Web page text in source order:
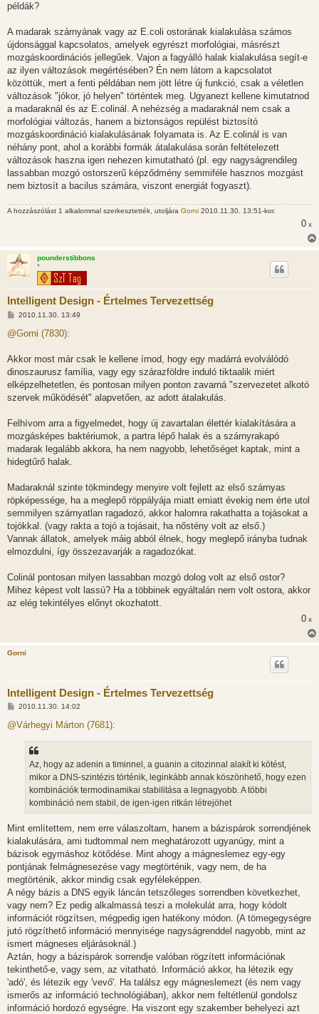
példák?
A madarak szárnyának vagy az E.coli ostorának kialakulása számos
újdonsággal kapcsolatos, amelyek egyrészt morfológiai, másrészt
mozgáskoordinációs jellegűek. Vajon a fagyálló halak kialakulása segít-e
az ilyen változások megértésében? Én nem látom a kapcsolatot
közöttük, mert a fenti példában nem jött létre új funkció, csak a véletlen
változások "jókor, jó helyen" történtek meg. Ugyanezt kellene kimutatnod
a madaraknál és az E.colinál. A nehézség a madaraknál nem csak a
morfológiai változás, hanem a biztonságos repülést biztosító
mozgáskoordináció kialakulásának folyamata is. Az E.colinál is van
néhány pont, ahol a korábbi formák átalakulása során feltételezett
változások haszna igen nehezen kimutatható (pl. egy nagyságrendileg
lassabban mozgó ostorszerű képződmény semmiféle hasznos mozgást
nem biztosít a bacilus számára, viszont energiát fogyaszt).
A hozzászólást 1 alkalommal szerkesztették, utoljára Gorni 2010.11.30. 13:51-kor.
0 x
pounderstibbons
*
Intelligent Design - Értelmes Tervezettség
H
z
s
ó
l
s
2010.11.30. 13:49
@Gorni (7830):
Akkor most már csak le kellene írnod, hogy egy madárrá evolválódó
dinoszaurusz família, vagy egy szárazföldre induló tiktaalik miért
elképzelhetetlen, és pontosan milyen ponton zavarná "szervezetet alkotó
szervek működését" alapvetően, az adott átalakulás.
Felhívom arra a figyelmedet, hogy új zavartalan élettér kialakítására a
mozgásképes baktériumok, a partra lépő halak és a szárnyrakapó
madarak legalább akkora, ha nem nagyobb, lehetőséget kaptak, mint a
hidegtűrő halak.
Madaraknál szinte tökmindegy menyire volt fejlett az első szárnyas
röpképessége, ha a meglepő röppályája miatt emiatt évekig nem érte utol
semmilyen szárnyatlan ragadozó, akkor halomra rakathatta a tojásokat a
tojókkal. (vagy rakta a tojó a tojásait, ha nőstény volt az első.)
Vannak állatok, amelyek máig abból élnek, hogy meglepő irányba tudnak
elmozdulni, így összezavarják a ragadozókat.
Colinál pontosan milyen lassabban mozgó dolog volt az első ostor?
Mihez képest volt lassú? Ha a többinek egyáltalán nem volt ostora, akkor
az elég tekintélyes előnyt okozhatott.
0 x
Gorni
Intelligent Design - Értelmes Tervezettség
H
z
2010.11.30. 14:02
@Várhegyi Márton (7681):
Az, hogy az adenin a timinnel, a guanin a citozinnal alakít ki kötést,
mikor a DNS-szintézis történik, leginkább annak köszönhető, hogy ezen
kombinációk termodinamikai stabilitása a legnagyobb. A többi
kombináció nem stabil, de igen-igen ritkán létrejöhet
Mint említettem, nem erre válaszoltam, hanem a bázispárok sorrendjének
kialakulására, ami tudtommal nem meghatározott ugyanúgy, mint a
bázisok egymáshoz kötődése. Mint ahogy a mágneslemez egy-egy
pontjának felmágnesezése vagy megtörténik, vagy nem, de ha
megtörténik, akkor mindig csak egyféleképpen.
A négy bázis a DNS egyik láncán tetszőleges sorrendben következhet,
vagy nem? Ez pedig alkalmassá teszi a molekulát arra, hogy kódolt
információt rögzítsen, mégpedig igen hatékony módon. (A tömegegységre
jutó rögzíthető információ mennyisége nagyságrenddel nagyobb, mint az
ismert mágneses eljárásoknál.)
Aztán, hogy a bázispárok sorrendje valóban rögzített információnak
tekinthető-e, vagy sem, az vitatható. Információ akkor, ha létezik egy
'adó', és létezik egy 'vevő'. Ha találsz egy mágneslemezt (és nem vagy
ismerős az információ technológiában), akkor nem feltétlenül gondolsz
információ hordozó egységre. Ha viszont egy szakember behelyezi azt